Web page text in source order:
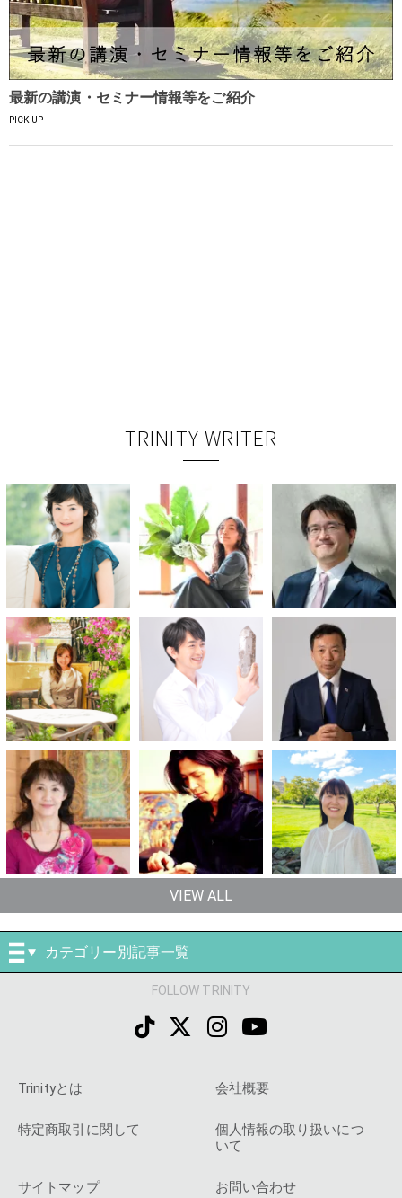
最新の講演・セミナー情報等をご紹介
PICK UP
TRINITY WRITER
VIEW ALL
カテゴリー別記事一覧
FOLLOW TRINITY
Trinityとは 会社概要
特定商取引に関して
個人情報の取り扱いにつ
いて
サイトマップ お問い合わせ